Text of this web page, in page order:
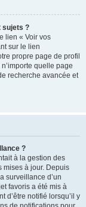
sujets ?
lien « Voir vos
sur le lien
propre page de profil
quelle page
recherche avancée et
?
à la gestion des
mises à jour. Depuis
surveillance d’un
favoris a été mis à
d’être notifié lorsqu’il y